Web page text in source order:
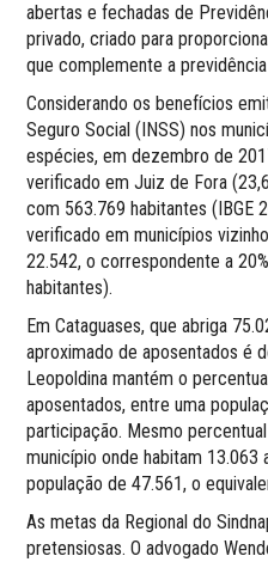
abertas e fechadas de
privado, criado para
que complemente a
Considerando os benefícios
Seguro Social (INSS) nos
espécies, em dezembro de
verificado em Juiz de Fora
com 563.769 habitantes (IBGE
verificado em municípios
22.542, o correspondente a
habitantes).
Em Cataguases, que abriga
aproximado de aposentados é
Leopoldina mantém o
aposentados, entre uma
participação. Mesmo
município onde habitam 13.063
população de 47.561, o
As metas da Regional do
pretensiosas. O advogado